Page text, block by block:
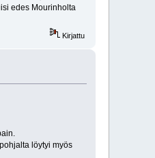
edes Mourinholta
Kirjattu
löytyi myös